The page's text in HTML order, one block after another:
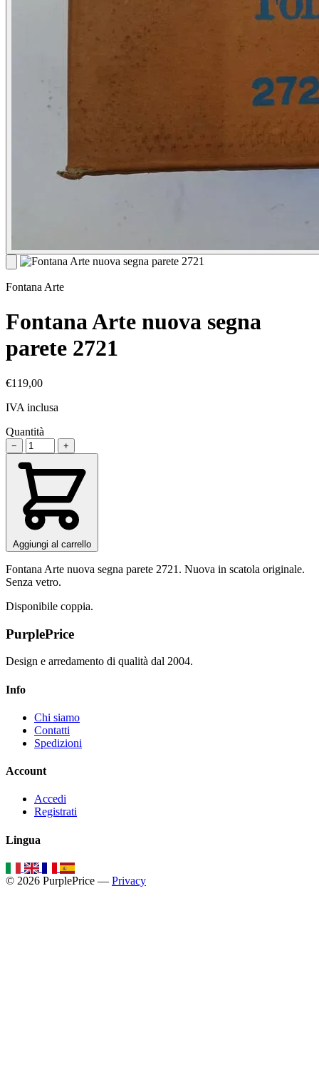
Fontana Arte
Fontana Arte nuova segna
parete 2721
€119,00
IVA inclusa
Quantità
− +
Aggiungi al carrello
Fontana Arte nuova segna parete 2721. Nuova in scatola originale.
Senza vetro.
Disponibile coppia.
PurplePrice
Design e arredamento di qualità dal 2004.
Info
Chi siamo
Contatti
Spedizioni
Account
Accedi
Registrati
Lingua
© 2026 PurplePrice — Privacy